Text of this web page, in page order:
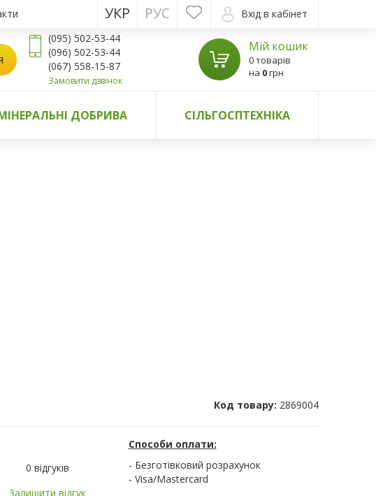
Вхід в кабінет
РУС
УКР
(095) 502-53-44
(096) 502-53-44
(067) 558-15-87
Замовити дзвінок
Мій кошик
0 товарів
на 0грн
ДОБРИВА СІЛЬГОСПТЕХНІКА
Код товару: 2869004
0 відгуків
Залишити відгук
Способи оплати:
- Безготівковий розрахунок
- Visa/Mastercard